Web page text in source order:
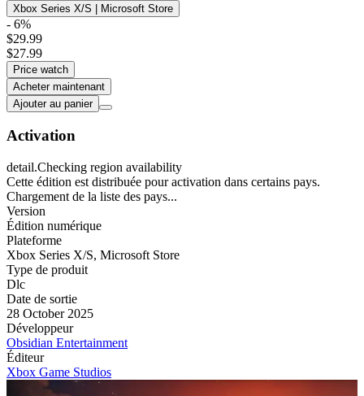
Xbox Series X/S | Microsoft Store
- 6%
$29.99
$27.99
Price watch
Acheter maintenant
Ajouter au panier
Activation
detail.Checking region availability
Cette édition est distribuée pour activation dans certains pays.
Chargement de la liste des pays...
Version
Édition numérique
Plateforme
Xbox Series X/S, Microsoft Store
Type de produit
Dlc
Date de sortie
28 October 2025
Développeur
Obsidian Entertainment
Éditeur
Xbox Game Studios